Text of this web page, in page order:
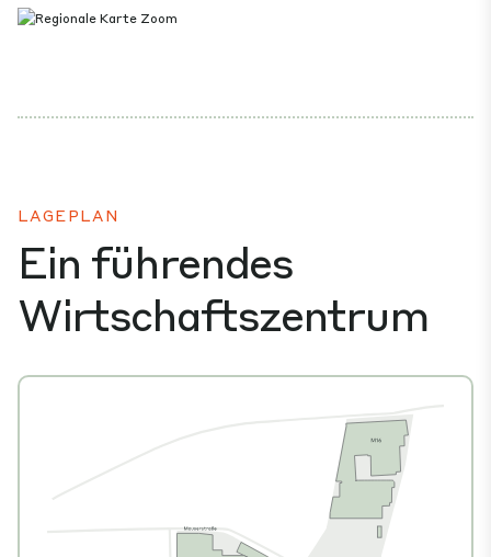
LAGEPLAN
Ein führendes
Wirtschaftszentrum